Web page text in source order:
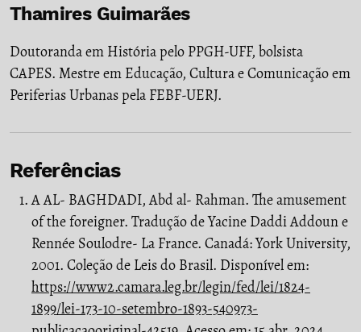
Thamires Guimarães
Doutoranda em História pelo PPGH-UFF, bolsista
CAPES. Mestre em Educação, Cultura e Comunicação em
Periferias Urbanas pela FEBF-UERJ.
Referências
A AL- BAGHDADI, Abd al- Rahman. The amusement
of the foreigner. Tradução de Yacine Daddi Addoun e
Rennée Soulodre- La France. Canadá: York University,
2001. Coleção de Leis do Brasil. Disponível em:
https://www2.camara.leg.br/legin/fed/lei/1824-
1899/lei-173-10-setembro-1893-540973-